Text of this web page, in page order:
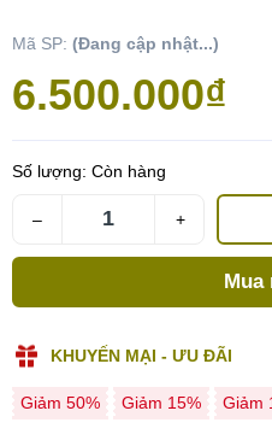
Mã SP: (Đang cập nhật...)
6.500.000₫
Số lượng: Còn hàng
– +
Mua
KHUYẾN MẠI - ƯU ĐÃI
Giảm 50% Giảm 15% Giảm